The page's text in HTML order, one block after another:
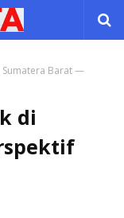
Sumatera Barat —
di